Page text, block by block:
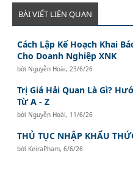
BÀI VIẾT LIÊN QUAN
Cách Lập Kế Hoạch Khai
Cho Doanh Nghiệp XNK
bởi Nguyễn Hoài, 23/6/26
Trị Giá Hải Quan Là Gì?
Từ A - Z
bởi Nguyễn Hoài, 11/6/26
THỦ TỤC NHẬP KHẨU
bởi KeiraPham,6/6/26